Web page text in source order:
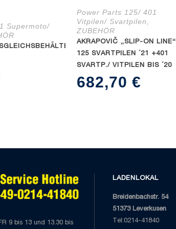
Supermoto/
Power Parts 125/ 401
Vitpilen/ Svartpilen ,
ZUBEHÖR
AKRAPOVIČ „SLIP-ON LINE“
125 SVARTPILEN ´21 +401
SVARTP./ VITPILEN BIS ´20
682,70 €
9 bis 13 und 13.30 bis
LADENLOKAL
Breidenbachstr. 54
51373 Leverkusen
Tel:0214-41840